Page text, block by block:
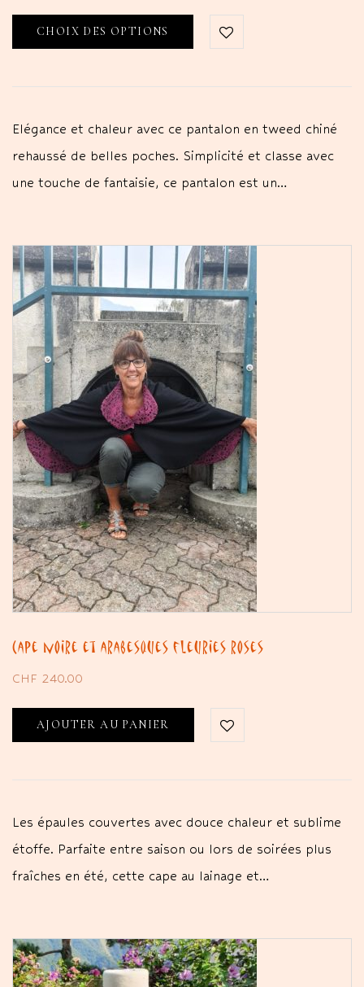
CHOIX DES OPTIONS
Elégance et chaleur avec ce pantalon en tweed chiné
rehaussé de belles poches. Simplicité et classe avec
une touche de fantaisie, ce pantalon est un…
Cape noire et arabesques fleuries roses
CHF 240.00
AJOUTER AU PANIER
Les épaules couvertes avec douce chaleur et sublime
étoffe. Parfaite entre saison ou lors de soirées plus
fraîches en été, cette cape au lainage et…